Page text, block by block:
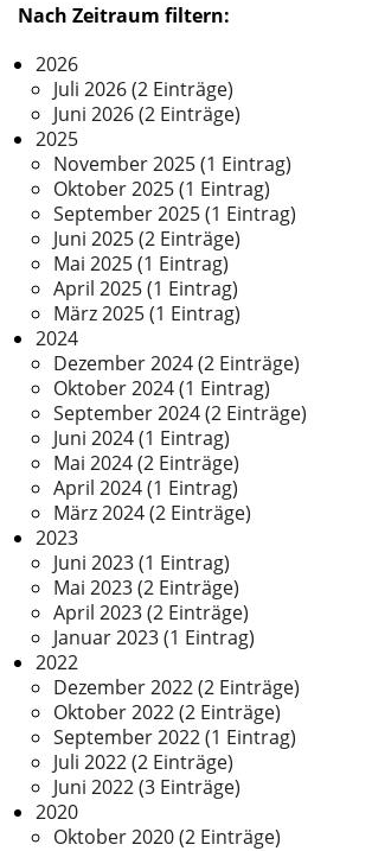
Nach Zeitraum filtern:
2026
Juli 2026 (2 Einträge)
Juni 2026 (2 Einträge)
2025
November 2025 (1 Eintrag)
Oktober 2025 (1 Eintrag)
September 2025 (1 Eintrag)
Juni 2025 (2 Einträge)
Mai 2025 (1 Eintrag)
April 2025 (1 Eintrag)
März 2025 (1 Eintrag)
2024
Dezember 2024 (2 Einträge)
Oktober 2024 (1 Eintrag)
September 2024 (2 Einträge)
Juni 2024 (1 Eintrag)
Mai 2024 (2 Einträge)
April 2024 (1 Eintrag)
März 2024 (2 Einträge)
2023
Juni 2023 (1 Eintrag)
Mai 2023 (2 Einträge)
April 2023 (2 Einträge)
Januar 2023 (1 Eintrag)
2022
Dezember 2022 (2 Einträge)
Oktober 2022 (2 Einträge)
September 2022 (1 Eintrag)
Juli 2022 (2 Einträge)
Juni 2022 (3 Einträge)
2020
Oktober 2020 (2 Einträge)